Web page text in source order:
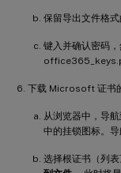
保留导出文件格式
键入并确认密码
下载 Microsoft 证书
从浏览器中，导航
中的挂锁图标。导
选择根证书（列